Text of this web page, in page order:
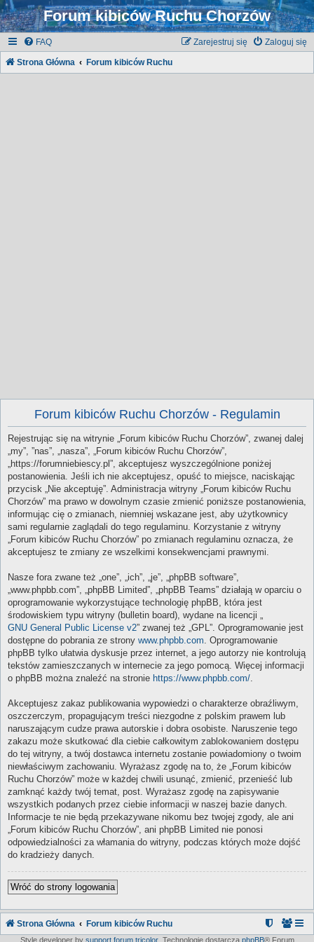
Forum kibiców Ruchu Chorzów
FAQ Zaloguj się
Zarejestruj się
Strona Główna Forum kibiców Ruchu
Forum kibiców Ruchu Chorzów - Regulamin
Rejestrując się na witrynie „Forum kibiców Ruchu Chorzów”, zwanej dalej
„my”, ”nas”, „nasza”, „Forum kibiców Ruchu Chorzów”,
„https://forumniebiescy.pl”, akceptujesz wyszczególnione poniżej
postanowienia. Jeśli ich nie akceptujesz, opuść to miejsce, naciskając
przycisk „Nie akceptuję”. Administracja witryny „Forum kibiców Ruchu
Chorzów” ma prawo w dowolnym czasie zmienić poniższe postanowienia,
informując cię o zmianach, niemniej wskazane jest, aby użytkownicy
sami regularnie zaglądali do tego regulaminu. Korzystanie z witryny
„Forum kibiców Ruchu Chorzów” po zmianach regulaminu oznacza, że
akceptujesz te zmiany ze wszelkimi konsekwencjami prawnymi.
Nasze fora zwane też „one”, „ich”, „je”, „phpBB software”,
„www.phpbb.com”, „phpBB Limited”, „phpBB Teams” działają w oparciu o
oprogramowanie wykorzystujące technologię phpBB, która jest
środowiskiem typu witryny (bulletin board), wydane na licencji „
GNU General Public License v2” zwanej też „GPL”. Oprogramowanie jest
dostępne do pobrania ze strony www.phpbb.com. Oprogramowanie
phpBB tylko ułatwia dyskusje przez internet, a jego autorzy nie kontrolują
tekstów zamieszczanych w internecie za jego pomocą. Więcej informacji
o phpBB można znaleźć na stronie https://www.phpbb.com/.
Akceptujesz zakaz publikowania wypowiedzi o charakterze obraźliwym,
oszczerczym, propagującym treści niezgodne z polskim prawem lub
naruszającym cudze prawa autorskie i dobra osobiste. Naruszenie tego
zakazu może skutkować dla ciebie całkowitym zablokowaniem dostępu
do tej witryny, a twój dostawca internetu zostanie powiadomiony o twoim
niewłaściwym zachowaniu. Wyrażasz zgodę na to, że „Forum kibiców
Ruchu Chorzów” może w każdej chwili usunąć, zmienić, przenieść lub
zamknąć każdy twój temat, post. Wyrażasz zgodę na zapisywanie
wszystkich podanych przez ciebie informacji w naszej bazie danych.
Informacje te nie będą przekazywane nikomu bez twojej zgody, ale ani
„Forum kibiców Ruchu Chorzów”, ani phpBB Limited nie ponosi
odpowiedzialności za włamania do witryny, podczas których może dojść
do kradzieży danych.
Wróć do strony logowania
Strona Główna Forum kibiców Ruchu
Style developer by support forum tricolor, Technologię dostarcza phpBB® Forum